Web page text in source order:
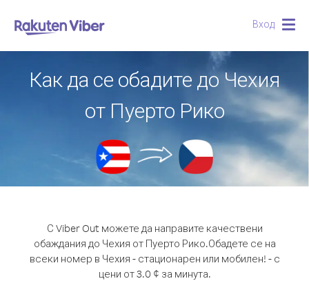
Вход
Как да се обадите до Чехия
от Пуерто Рико
С Viber Out можете да направите качествени
обаждания до Чехия от Пуерто Рико.Обадете се на
всеки номер в Чехия - стационарен или мобилен! - с
цени от 3.0 ¢ за минута.